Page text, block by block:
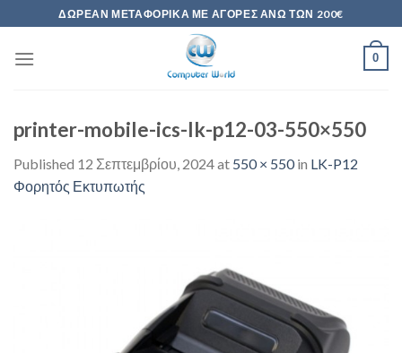
to
content
ΔΩΡΕΆΝ ΜΕΤΑΦΟΡΙΚΆ ΜΕ ΑΓΟΡΈΣ ΆΝΩ ΤΩΝ 200€
0
printer-mobile-ics-lk-p12-03-550×550
Published 12 Σεπτεμβρίου, 2024at 550 × 550in LK-P12
Φορητός Εκτυπωτής